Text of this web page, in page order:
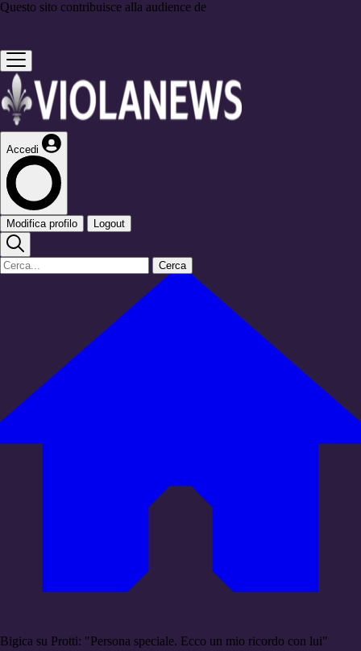
Questo sito contribuisce alla audience de
Accedi
Modifica profilo Logout
Cerca
Bigica su Protti: "Persona speciale. Ecco un mio ricordo con lui"